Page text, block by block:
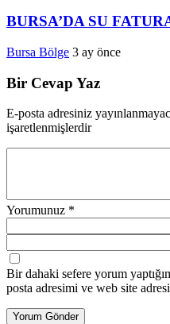
BURSA’DA SU
Bursa Bölge 3 ay önce
Bir Cevap Yaz
E-posta adresiniz
işaretlenmişlerdir
Yorumunuz *
Bir dahaki sefere yorum
posta adresimi ve web site
Yorum Gönder